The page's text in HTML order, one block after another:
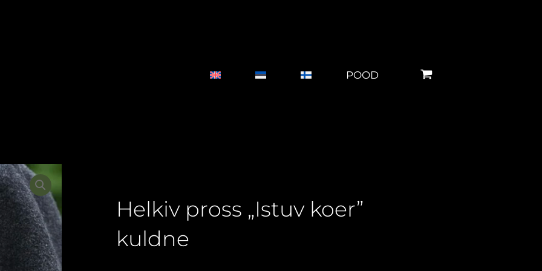
POOD
Helkiv pross „Istuv koer”
kuldne